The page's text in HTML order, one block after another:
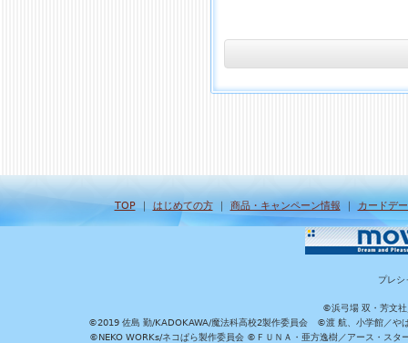
TOP｜ はじめての方｜ 商品・キャンペーン情報 ｜ カードデ
プレシ
©浜弓場 双・芳文社
©2019 佐島 勤/KADOKAWA/魔法科高校2製作委員会 ©渡 航、小学館／や
©NEKO WORKs/ネコぱら製作委員会 ©ＦＵＮＡ・亜方逸樹／アース・ス